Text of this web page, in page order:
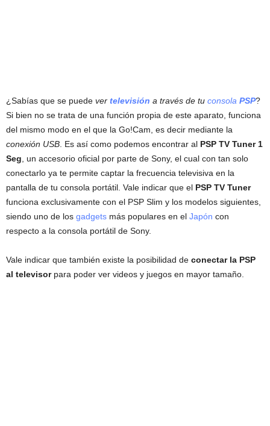
¿Sabías que se puede ver televisión a través de tu consola PSP?
Si bien no se trata de una función propia de este aparato, funciona
del mismo modo en el que la Go!Cam, es decir mediante la
conexión USB . Es así como podemos encontrar al PSP TV Tuner 1
Seg , un accesorio oficial por parte de Sony, el cual con tan solo
conectarlo ya te permite captar la frecuencia televisiva en la
pantalla de tu consola portátil. Vale indicar que el PSP TV Tuner
funciona exclusivamente con el PSP Slim y los modelos siguientes,
siendo uno de los gadgets más populares en el Japón con
respecto a la consola portátil de Sony.
Vale indicar que también existe la posibilidad de conectar la PSP
al televisorpara poder ver videos y juegos en mayor tamaño.